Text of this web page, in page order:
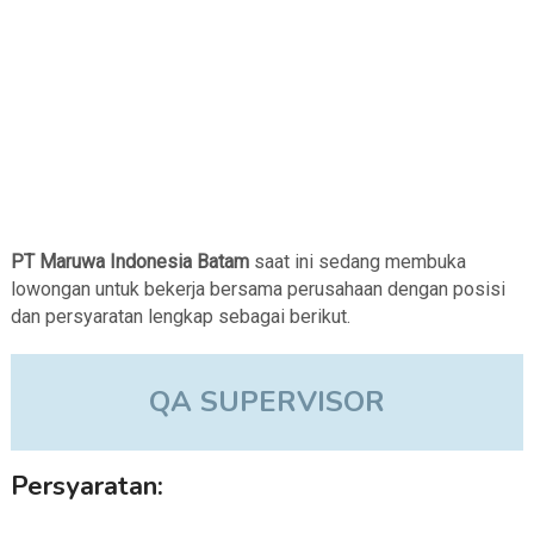
PT Maruwa Indonesia Batamsaat ini sedang membuka
lowongan untuk bekerja bersama perusahaan dengan posisi
dan persyaratan lengkap sebagai berikut.
QA SUPERVISOR
Persyaratan: